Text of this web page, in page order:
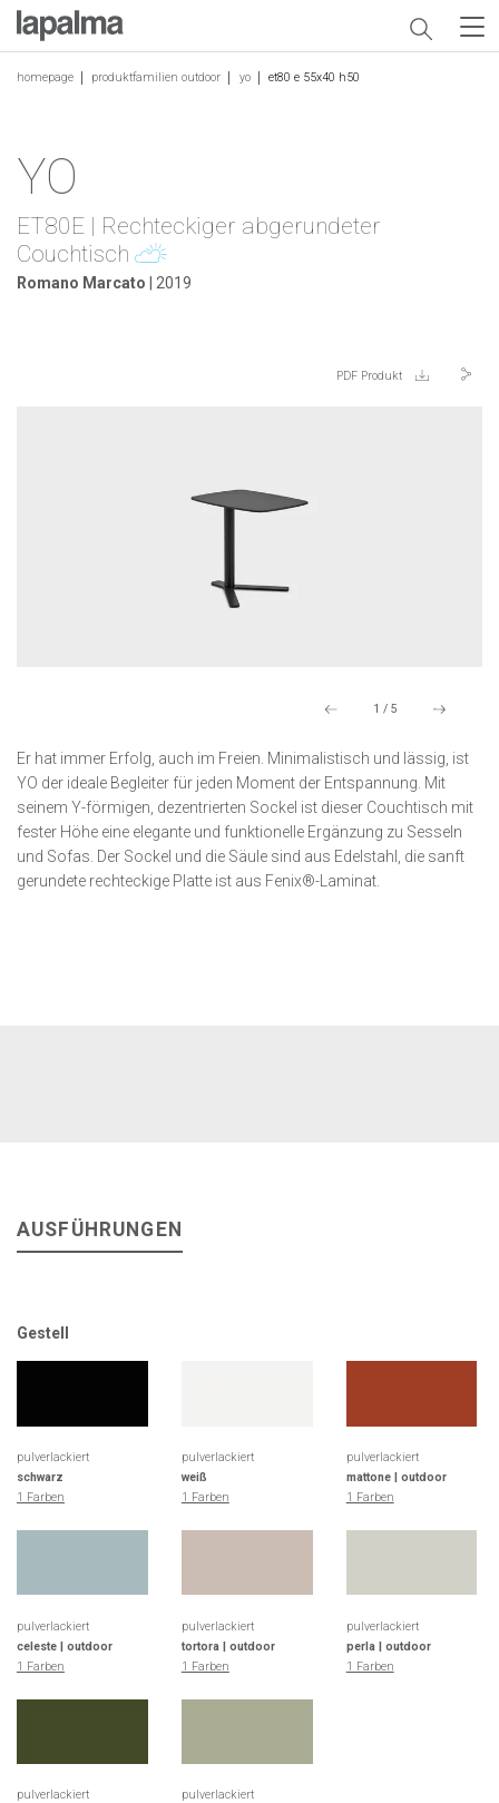
homepage produktfamilien outdoor yo et80 e 55x40 h50
YO
ET80E | Rechteckiger abgerundeter
Couchtisch
Romano Marcato | 2019
PDF Produkt
1 / 5
Er hat immer Erfolg, auch im Freien. Minimalistisch und lässig, ist
YO der ideale Begleiter für jeden Moment der Entspannung. Mit
seinem Y-förmigen, dezentrierten Sockel ist dieser Couchtisch mit
fester Höhe eine elegante und funktionelle Ergänzung zu Sesseln
und Sofas. Der Sockel und die Säule sind aus Edelstahl, die sanft
gerundete rechteckige Platte ist aus Fenix®-Laminat.
AUSFÜHRUNGEN
Gestell
pulverlackiert
schwarz
1 Farben
pulverlackiert
weiß
1 Farben
pulverlackiert
mattone | outdoor
1 Farben
pulverlackiert
celeste | outdoor
1 Farben
pulverlackiert
tortora | outdoor
1 Farben
pulverlackiert
perla | outdoor
1 Farben
pulverlackiert
pulverlackiert